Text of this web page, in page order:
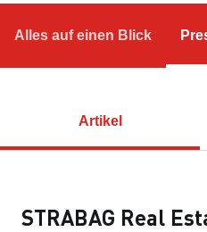
Alles auf einen Blick
Artikel
STRABAG Real